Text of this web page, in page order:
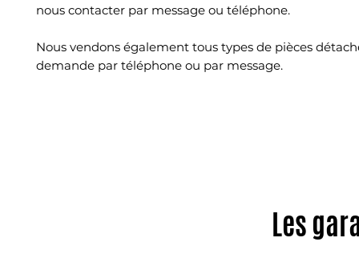
nous contacter par message ou téléphone.
Nous vendons également tous types de pièces
demande par téléphone ou par message.
Les